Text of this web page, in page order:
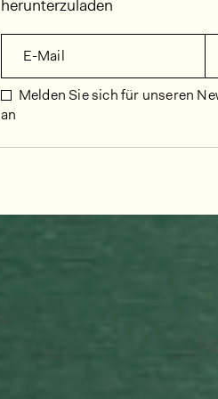
herunterzuladen
E-Mail
Melden Sie sich für unseren
an